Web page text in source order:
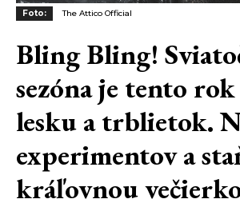
Foto: The Attico Official
Bling Bling!
sezóna je tento
lesku a trblietok.
experimentov a
kráľovnou